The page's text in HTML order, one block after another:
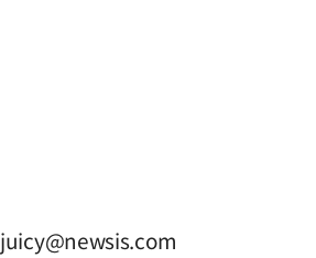
juicy@newsis.com